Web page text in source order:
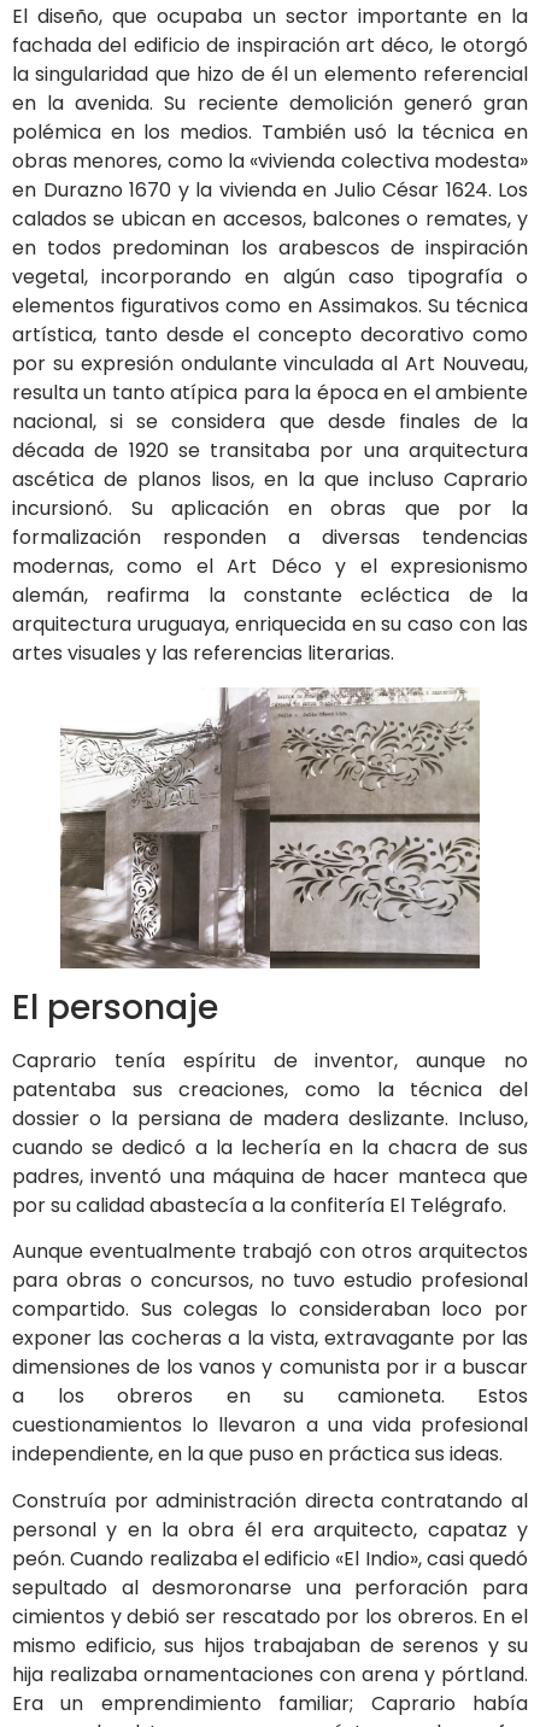
El diseño, que ocupaba un sector importante en la
fachada del edificio de inspiración art déco, le otorgó
la singularidad que hizo de él un elemento referencial
en la avenida. Su reciente demolición generó gran
polémica en los medios. También usó la técnica en
obras menores, como la «vivienda colectiva modesta»
en Durazno 1670 y la vivienda en Julio César 1624. Los
calados se ubican en accesos, balcones o remates, y
en todos predominan los arabescos de inspiración
vegetal, incorporando en algún caso tipografía o
elementos figurativos como en Assimakos. Su técnica
artística, tanto desde el concepto decorativo como
por su expresión ondulante vinculada al Art Nouveau,
resulta un tanto atípica para la época en el ambiente
nacional, si se considera que desde finales de la
década de 1920 se transitaba por una arquitectura
ascética de planos lisos, en la que incluso Caprario
incursionó. Su aplicación en obras que por la
formalización responden a diversas tendencias
modernas, como el Art Déco y el expresionismo
alemán, reafirma la constante ecléctica de la
arquitectura uruguaya, enriquecida en su caso con las
artes visuales y las referencias literarias.
El personaje
Caprario tenía espíritu de inventor, aunque no
patentaba sus creaciones, como la técnica del
dossier o la persiana de madera deslizante. Incluso,
cuando se dedicó a la lechería en la chacra de sus
padres, inventó una máquina de hacer manteca que
por su calidad abastecía a la confitería El Telégrafo.
Aunque eventualmente trabajó con otros arquitectos
para obras o concursos, no tuvo estudio profesional
compartido. Sus colegas lo consideraban loco por
exponer las cocheras a la vista, extravagante por las
dimensiones de los vanos y comunista por ir a buscar
a los obreros en su camioneta. Estos
cuestionamientos lo llevaron a una vida profesional
independiente, en la que puso en práctica sus ideas.
Construía por administración directa contratando al
personal y en la obra él era arquitecto, capataz y
peón. Cuando realizaba el edificio «El Indio», casi quedó
sepultado al desmoronarse una perforación para
cimientos y debió ser rescatado por los obreros. En el
mismo edificio, sus hijos trabajaban de serenos y su
hija realizaba ornamentaciones con arena y pórtland.
Era un emprendimiento familiar; Caprario había